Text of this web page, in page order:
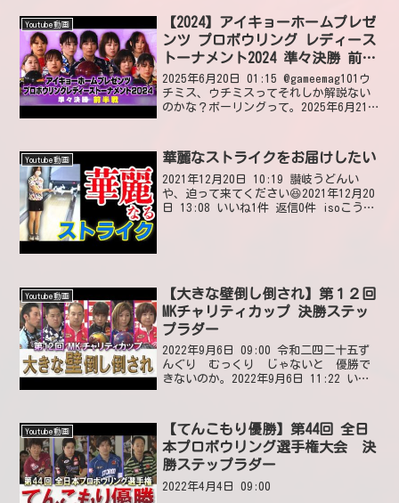
いいね...
Youtube動画
【2024】アイキョーホームプレゼ
ンツ プロボウリング レディース
トーナメント2024 準々決勝 前半
戦
2025年6月20日 01:15 @gameemag101ウ
チミス、ウチミスってそれしか解説ない
のかな？ボーリングって。2025年6月21
すよ2025...
Youtube動画 華麗なストライクをお届けしたい
2021年12月20日 10:19 讃岐うどんい
や、迫って来てください😆2021年12月20
日 13:08 いいね1件 返信0件 isoこうた
Youtube動画
【大きな壁倒し倒され】第１２回
MKチャリティカップ 決勝ステッ
プラダー
2022年9月6日 09:00 令和二四二十五ず
んぐり むっくり じゃないと 優勝で
きないのか。2022年9月6日 11:22 いい
件 返信0件 令和...
Youtube動画
【てんこもり優勝】第44回 全日
本プロボウリング選手権大会 決
勝ステップラダー
2022年4月4日 09:00